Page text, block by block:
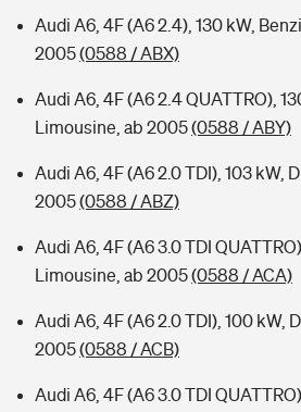
Audi A6, 4F (A6 2.4), 130 kW,
2005(0588 / ABX)
Audi A6, 4F (A6 2.4 QUATTRO),
Limousine, ab 2005(0588 / ABY)
Audi A6, 4F (A6 2.0 TDI), 103 kW,
2005(0588 / ABZ)
Audi A6, 4F (A6 3.0 TDI
Limousine, ab 2005(0588 / ACA)
Audi A6, 4F (A6 2.0 TDI), 100 kW,
2005(0588 / ACB)
Audi A6, 4F (A6 3.0 TDI